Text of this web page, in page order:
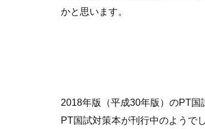
かと思います。
2018年版（平成30年版）のPT
PT国試対策本が刊行中のようで